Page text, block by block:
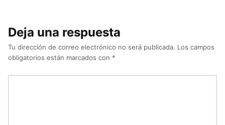
Deja una respuesta
Tu dirección de correo electrónico no será publicada. Los campos
obligatorios están marcados con *